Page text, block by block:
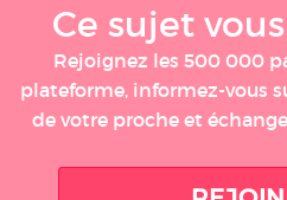
Ce sujet
Rejoignez les 500 000
plateforme, informez-vous
de votre proche et